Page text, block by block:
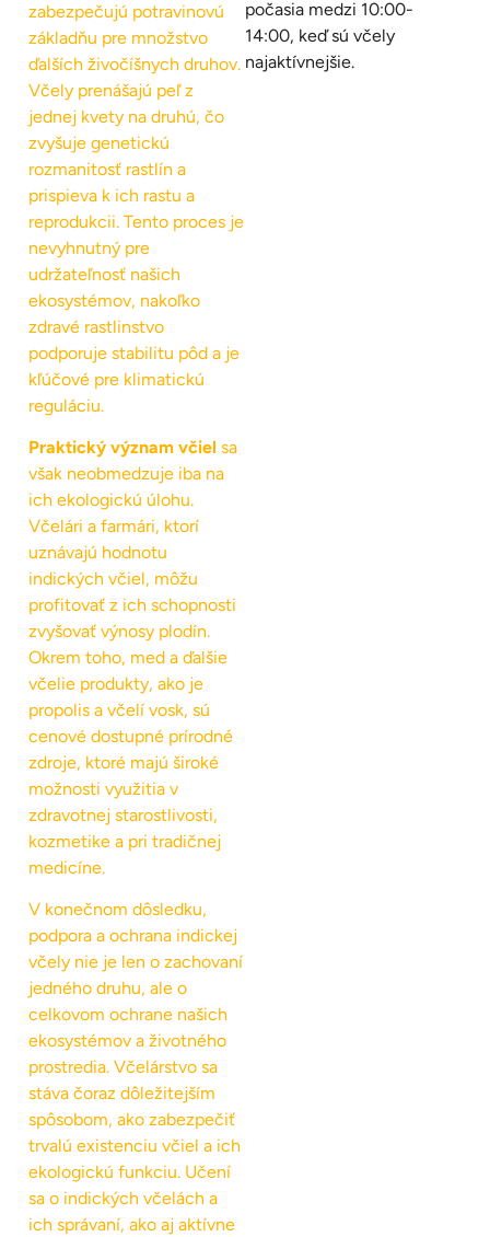
zabezpečujú potravinovú
základňu pre množstvo
ďalších živočíšnych druhov.
Včely prenášajú peľ z
jednej kvety na druhú, čo
zvyšuje genetickú
rozmanitosť rastlín a
prispieva k ich rastu a
reprodukcii. Tento proces je
nevyhnutný pre
udržateľnosť našich
ekosystémov, nakoľko
zdravé rastlinstvo
podporuje stabilitu pôd a je
kľúčové pre klimatickú
reguláciu.
Praktický význam včiel sa
však neobmedzuje iba na
ich ekologickú úlohu.
Včelári a farmári, ktorí
uznávajú hodnotu
indických včiel, môžu
profitovať z ich schopnosti
zvyšovať výnosy plodín.
Okrem toho, med a ďalšie
včelie produkty, ako je
propolis a včelí vosk, sú
cenové dostupné prírodné
zdroje, ktoré majú široké
možnosti využitia v
zdravotnej starostlivosti,
kozmetike a pri tradičnej
medicíne.
V konečnom dôsledku,
podpora a ochrana indickej
včely nie je len o zachovaní
jedného druhu, ale o
celkovom ochrane našich
ekosystémov a životného
prostredia. Včelárstvo sa
stáva čoraz dôležitejším
spôsobom, ako zabezpečiť
trvalú existenciu včiel a ich
ekologickú funkciu. Učení
sa o indických včelách a
ich správaní, ako aj aktívne
počasia medzi 10:00-
14:00, keď sú včely
najaktívnejšie.